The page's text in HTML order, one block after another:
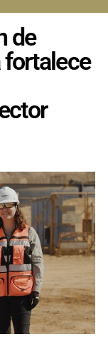
de
fortalece